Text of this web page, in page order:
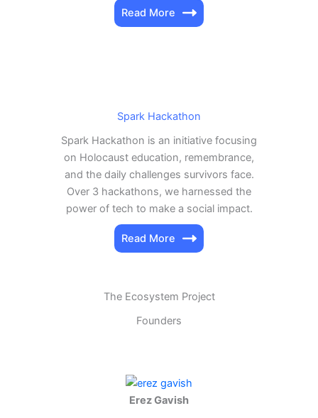
Read More
Spark Hackathon
Spark Hackathon is an initiative focusing
on Holocaust education, remembrance,
and the daily challenges survivors face.
Over 3 hackathons, we harnessed the
power of tech to make a social impact.
Read More
The Ecosystem Project
Founders
Erez Gavish